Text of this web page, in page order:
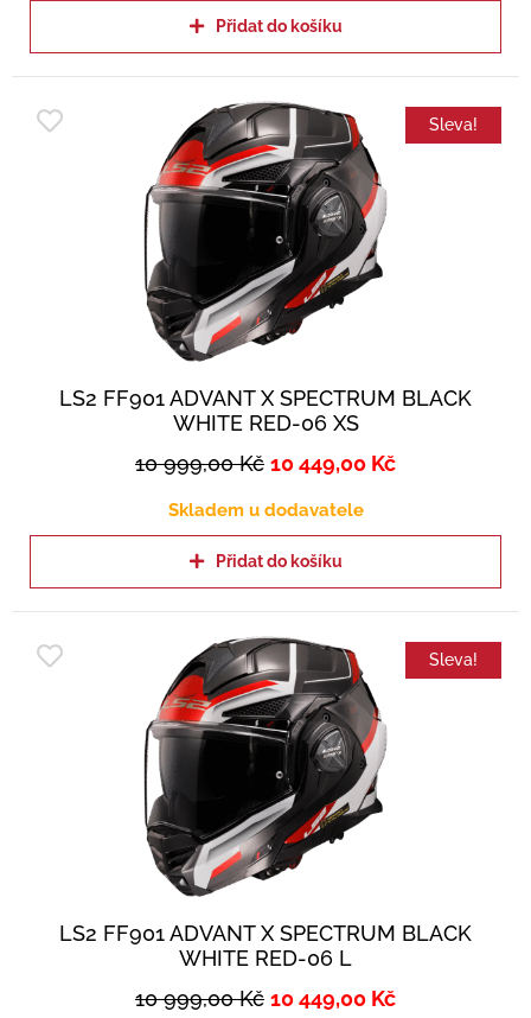
Přidat do košíku
Sleva!
LS2 FF901 ADVANT X SPECTRUM BLACK
WHITE RED-06 XS
10 999,00Kč 10 449,00 Kč
Skladem u dodavatele
Přidat do košíku
Sleva!
LS2 FF901 ADVANT X SPECTRUM BLACK
WHITE RED-06 L
10 999,00Kč 10 449,00 Kč